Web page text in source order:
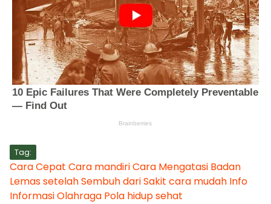
Tag:
Cara Cepat Cara mandiriCara Mengatasi Badan
Lemas setelah Sembuh dari Sakit cara mudah Info
InformasiOlahraga Pola hidup sehat